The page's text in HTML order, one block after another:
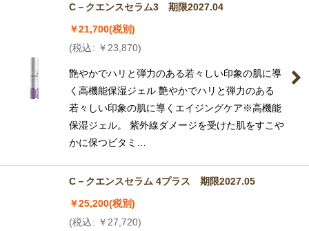
C－クエンスセラム3 期限2027.04
￥21,700(税別)
(税込: ￥ 23,870)
艶やかでハリと弾力のある若々しい印象の肌に導
く高機能保湿ジェル 艶やかでハリと弾力のある
若々しい印象の肌に導くエイジングケア※高機能
保湿ジェル。 紫外線ダメージを受けた肌をすこや
かに保つビタミ…
C－クエンスセラム 4プラス 期限2027.05
￥25,200(税別)
(税込: ￥ 27,720)